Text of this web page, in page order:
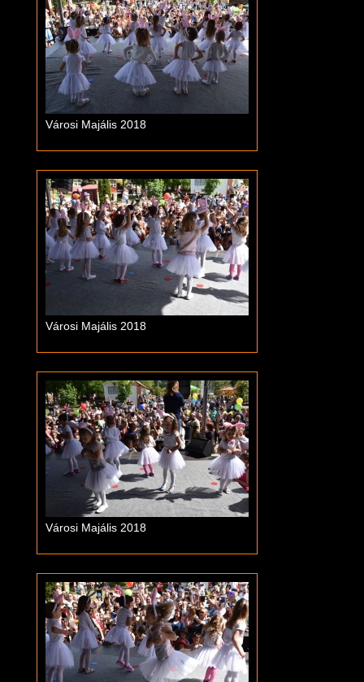
Városi Majális 2018
Városi Majális 2018
Városi Majális 2018